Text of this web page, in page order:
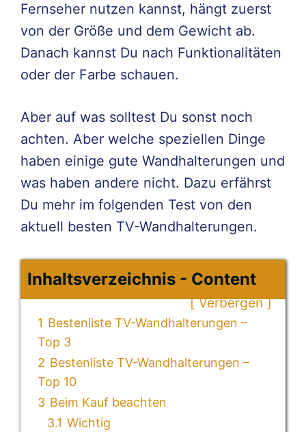
Fernseher nutzen kannst, hängt zuerst
von der Größe und dem Gewicht ab.
Danach kannst Du nach Funktionalitäten
oder der Farbe schauen.
Aber auf was solltest Du sonst noch
achten. Aber welche speziellen Dinge
haben einige gute Wandhalterungen und
was haben andere nicht. Dazu erfährst
Du mehr im folgenden Test von den
aktuell besten TV-Wandhalterungen.
Inhaltsverzeichnis - Content
Verbergen
1 Bestenliste TV-Wandhalterungen –
Top 3
2 Bestenliste TV-Wandhalterungen –
Top 10
3 Beim Kauf beachten
3.1 Wichtig